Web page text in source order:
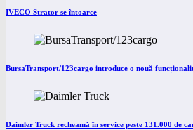
IVECO Strator se întoarce
BursaTransport/123cargo introduce o nouă
Daimler Truck recheamă în service peste 131.000 de